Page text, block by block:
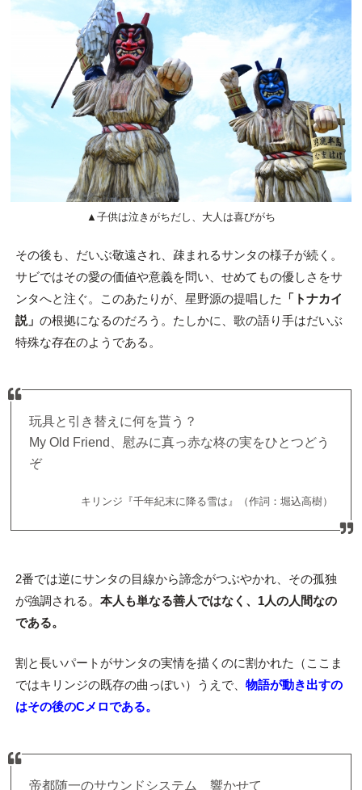
▲子供は泣きがちだし、大人は喜びがち
その後も、だいぶ敬遠され、疎まれるサンタの様子が続く。
サビではその愛の価値や意義を問い、せめてもの優しさをサ
ンタへと注ぐ。このあたりが、星野源の提唱した
「トナカイ
説」 の根拠になるのだろう。たしかに、歌の語り手はだいぶ
特殊な存在のようである。
玩具と引き替えに何を貰う？
My Old Friend、慰みに真っ赤な柊の実をひとつどう
ぞ
キリンジ『千年紀末に降る雪は』（作詞：堀込高樹）
2番では逆にサンタの目線から諦念がつぶやかれ、その孤独
が強調される。 本人も単なる善人ではなく、1人の人間なの
である。
割と長いパートがサンタの実情を描くのに割かれた（ここま
ではキリンジの既存の曲っぽい）うえで、 物語が動き出すの
はその後のCメロである。
帝都随一のサウンドシステム 響かせて